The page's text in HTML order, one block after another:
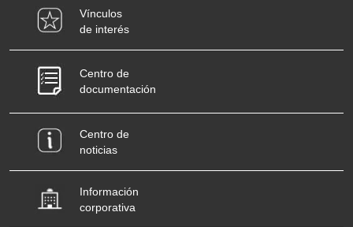
Vínculos
de interés
Centro de
documentación
Centro de
noticias
Información
corporativa